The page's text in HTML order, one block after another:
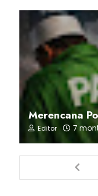
Merencana
Editor 7